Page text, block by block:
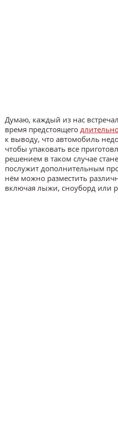
Думаю, каждый из нас
время предстоящего
к выводу, что автомобиль
чтобы упаковать все
решением в таком случае
послужит дополнительным
нём можно разместить
включая лыжи, сноуборд или